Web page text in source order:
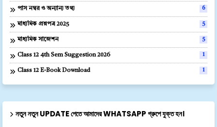
পাস নম্বর ও অন্যান্য তথ্য 6
মাধ্যমিক প্রশ্নপত্র 2025 5
মাধ্যমিক সাজেশন 5
Class 12 4th Sem Suggestion 2026 1
Class 12 E-Book Download 1
নতুন নতুন UPDATE পেতে আমাদের WHATSAPP গ্রুপে যুক্ত হন।